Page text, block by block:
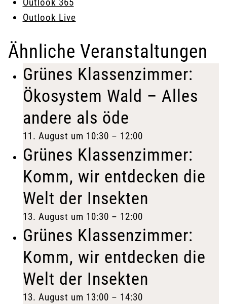
Outlook Live
Ähnliche Veranstaltungen
Grünes Klassenzimmer:
Ökosystem Wald – Alles
andere als öde
11. August um 10:30 – 12:00
Grünes Klassenzimmer:
Komm, wir entdecken die
Welt der Insekten
13. August um 10:30 – 12:00
Grünes Klassenzimmer:
Komm, wir entdecken die
Welt der Insekten
13. August um 13:00 – 14:30